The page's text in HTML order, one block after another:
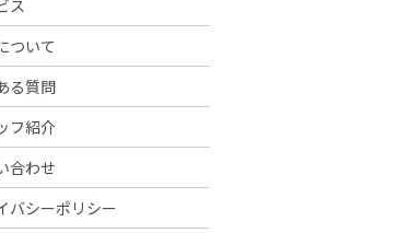
ス
ついて
る質問
フ紹介
合わせ
バシーポリシー